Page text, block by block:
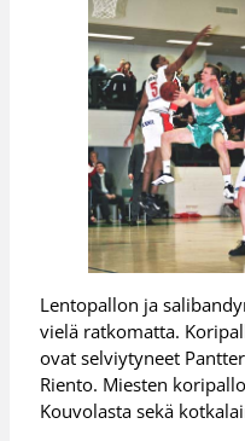
Lentopallon ja
vielä ratkomatta.
ovat selviytyneet
Riento. Miesten
Kouvolasta sekä